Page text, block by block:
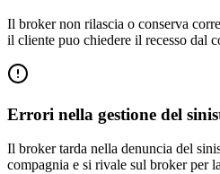
Il broker non rilascia o conserva
il cliente puo chiedere il recesso dal
Errori nella gestione del
Il broker tarda nella denuncia del
compagnia e si rivale sul broker per